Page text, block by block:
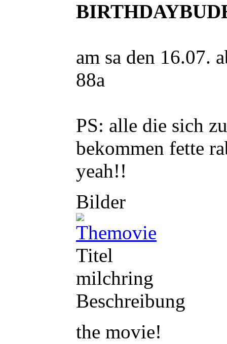
am sa den 16.07.
88a
PS: alle die sich
bekommen fette
yeah!!
Bilder
Titel
milchring
Beschreibung
the movie!